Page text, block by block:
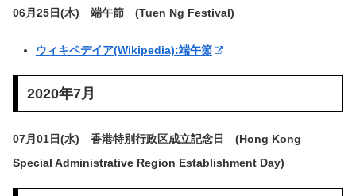
06月25日(木) 端午節 (Tuen Ng Festival)
ウィキペデイア(Wikipedia):端午節
2020年7月
07月01日(水) 香港特別行政区成立記念日 (Hong Kong
Special Administrative Region Establishment Day)